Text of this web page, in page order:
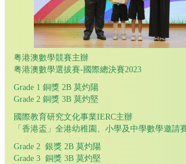
粤港澳數學競賽主辦
粤港澳數學選拔賽-國際總決賽2023
Grade 1 銅獎 2B 莫灼陽
Grade 2 銅獎 3B 莫灼堅
國際教育研究文化事業IERC主辦
「香港盃」全港幼稚園、小學及中學數學邀請
Grade 2 銀獎 2B 莫灼陽
Grade 3 銅獎 3B 莫灼堅